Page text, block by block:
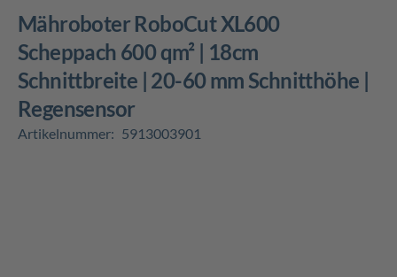
Mähroboter RoboCut XL600
Scheppach 600 qm² | 18cm
Schnittbreite | 20-60 mm Schnitthöhe |
Regensensor
Artikelnummer: 5913003901